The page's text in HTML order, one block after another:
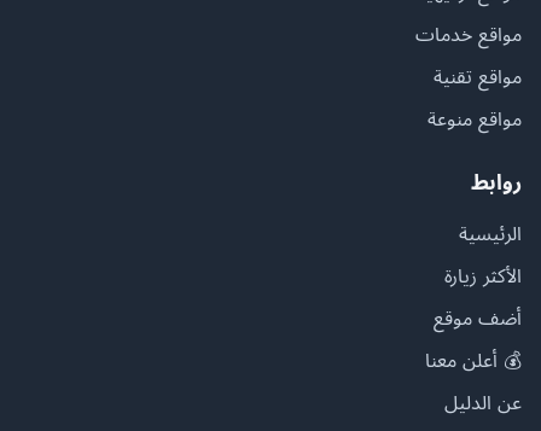
مواقع خدمات
مواقع تقنية
مواقع منوعة
روابط
الرئيسية
الأكثر زيارة
أضف موقع
💰 أعلن معنا
عن الدليل